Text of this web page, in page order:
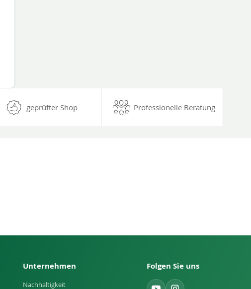
geprüfter Shop Professionelle Beratung
Unternehmen
Nachhaltigkeit
Folgen Sie uns